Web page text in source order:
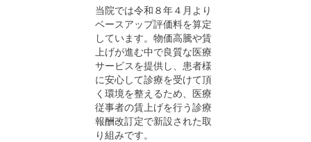
当院では令和８年４月より
ベースアップ評価料を算定
しています。物価高騰や賃
上げが進む中で良質な医療
サービスを提供し、患者様
に安心して診療を受けて頂
く環境を整えるため、医療
従事者の賃上げを行う診療
報酬改訂定で新設された取
り組みです。